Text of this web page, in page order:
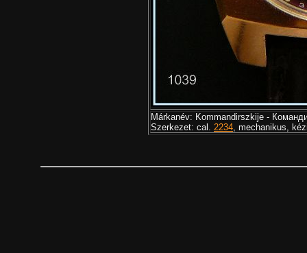
Márkanév: Kommandirszkije -
Szerkezet: cal. 2234, mechanikus,